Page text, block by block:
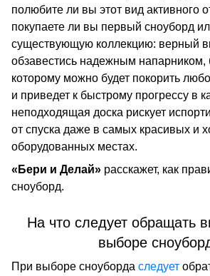
полюбите ли вы этот вид активного
покупаете ли вы первый сноуборд
существующую коллекцию: верный
обзавестись надежным напарником,
которому можно будет покорить
и приведет к быстрому прогрессу в
неподходящая доска рискует
от спуска даже в самых красивых и
оборудованных местах.
«Бери и Делай» расскажет, как
сноуборд.
На что следует обращать
выборе
При выборе сноуборда следует